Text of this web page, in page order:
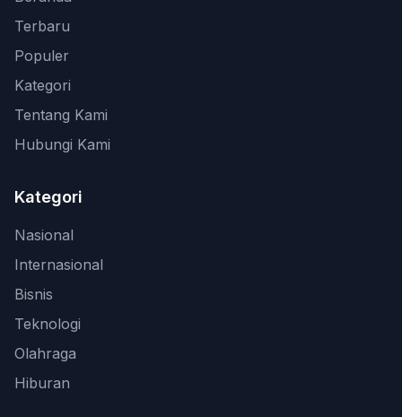
Terbaru
Populer
Kategori
Tentang Kami
Hubungi Kami
Kategori
Nasional
Internasional
Bisnis
Teknologi
Olahraga
Hiburan